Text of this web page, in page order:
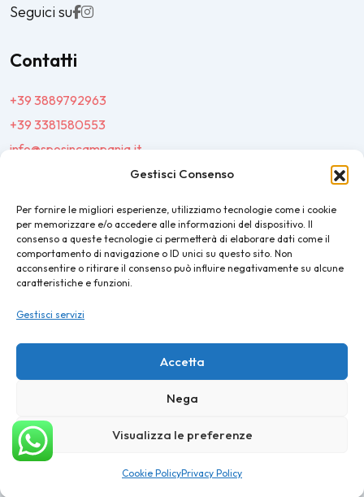
Gestisci Consenso
Per fornire le migliori esperienze, utilizziamo tecnologie come i cookie
per memorizzare e/o accedere alle informazioni del dispositivo. Il
consenso a queste tecnologie ci permetterà di elaborare dati come il
comportamento di navigazione o ID unici su questo sito. Non
acconsentire o ritirare il consenso può influire negativamente su alcune
caratteristiche e funzioni.
Gestisci servizi
Accetta
Nega
Visualizza le preferenze
Cookie PolicyPrivacy Policy
Seguici su
Contatti
+39 3889792963
+39 3381580553
info@sposincampania.it
sposincampania@pec.it
Link
Top100
News e Tendenze
Destination Wedding
©2025 SposIn Campania